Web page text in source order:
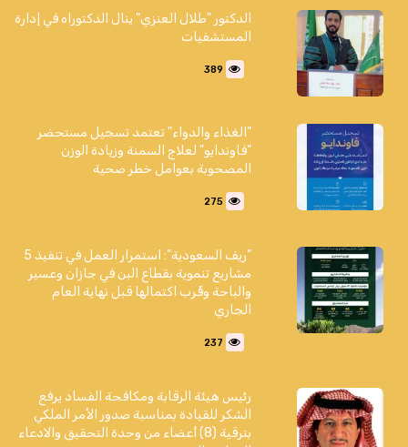
الدكتور "طلال العنزي" ينال الدكتوراه في إدارة
المستشفيات
389
"الغذاء والدواء" تعتمد تسجيل مستحضر
"فاوندايو" لعلاج السمنة وزيادة الوزن
المصحوبة بعوامل خطر صحية
275
"ريف السعودية": استمرار العمل في تنفيذ 5
مشاريع تنموية بقطاع البن في جازان وعسير
والباحة وقُرب اكتمالها قبل نهاية العام
الجاري
237
رئيس هيئة الرقابة ومكافحة الفساد يرفع
الشكر للقيادة بمناسبة صدور الأمر الملكي
بترقية (8) أعضاء من وحدة التحقيق والادعاء